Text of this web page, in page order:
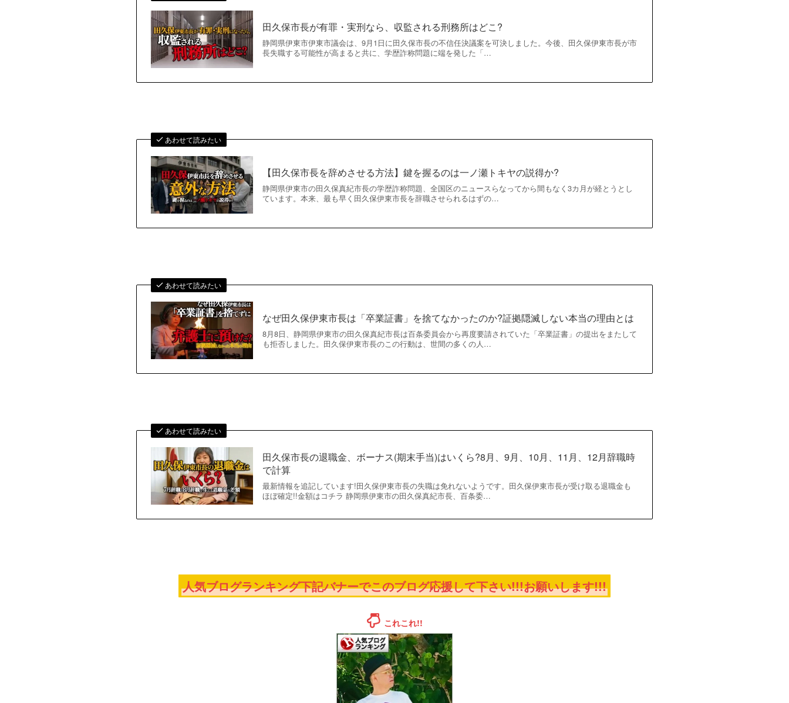
田久保市長が有罪・実刑なら、収監される刑務所はどこ?
静岡県伊東市伊東市議会は、9月1日に田久保市長の不信任決議案を可決しました。今後、田久保伊東市長が市
長失職する可能性が高まると共に、学歴詐称問題に端を発した「…
あわせて読みたい
【田久保市長を辞めさせる方法】鍵を握るのは一ノ瀬トキヤの説得か?
静岡県伊東市の田久保真紀市長の学歴詐称問題、全国区のニュースらなってから間もなく3カ月が経とうとし
ています。本来、最も早く田久保伊東市長を辞職させられるはずの…
あわせて読みたい
なぜ田久保伊東市長は「卒業証書」を捨てなかったのか?証拠隠滅しない本当の理由とは
8月8日、静岡県伊東市の田久保真紀市長は百条委員会から再度要請されていた「卒業証書」の提出をまたして
も拒否しました。田久保伊東市長のこの行動は、世間の多くの人…
あわせて読みたい
田久保市長の退職金、ボーナス(期末手当)はいくら?8月、9月、10月、11月、12月辞職時
で計算
最新情報を追記しています!田久保伊東市長の失職は免れないようです。田久保伊東市長が受け取る退職金も
ほぼ確定!!金額はコチラ 静岡県伊東市の田久保真紀市長、百条委…
人気ブログランキング下記バナーでこのブログ応援して下さい!!!お願いします!!!
これこれ!!